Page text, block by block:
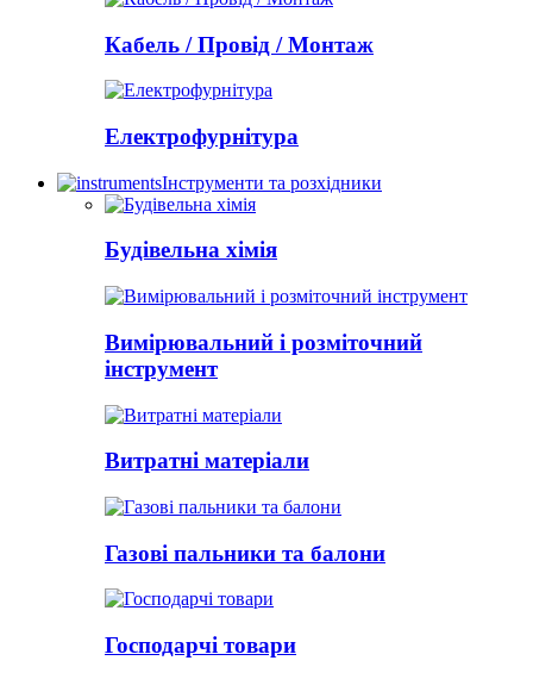
Кабель / Провід / Монтаж
Електрофурнітура
Інструменти та розхідники
Будівельна хімія
Вимірювальний і розміточний
інструмент
Витратні матеріали
Газові пальники та балони
Господарчі товари